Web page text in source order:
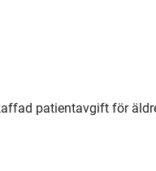
patientavgift för